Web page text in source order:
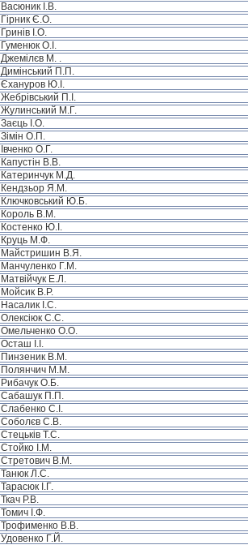
Васюник І.В.
Гірник Є.О.
Гринів І.О.
Гуменюк О.І.
Джемілєв М. .
Димінський П.П.
Єхануров Ю.І.
Жебрівський П.І.
Жулинський М.Г.
Заєць І.О.
Зімін О.П.
Івченко О.Г.
Капустін В.В.
Катеринчук М.Д.
Кендзьор Я.М.
Ключковський Ю.Б.
Король В.М.
Костенко Ю.І.
Круць М.Ф.
Майстришин В.Я.
Манчуленко Г.М.
Матвійчук Е.Л.
Мойсик В.Р.
Насалик І.С.
Олексіюк С.С.
Омельченко О.О.
Осташ І.І.
Пинзеник В.М.
Полянчич М.М.
Рибачук О.Б.
Сабашук П.П.
Слабенко С.І.
Соболєв С.В.
Стецьків Т.С.
Стойко І.М.
Стретович В.М.
Танюк Л.С.
Тарасюк І.Г.
Ткач Р.В.
Томич І.Ф.
Трофименко В.В.
Удовенко Г.Й.